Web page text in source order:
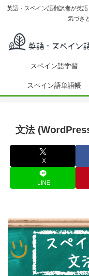
英語・スペイン語翻訳者が英
気づき
スペイン語学習
スペイン語単語帳
文法
X
LINE